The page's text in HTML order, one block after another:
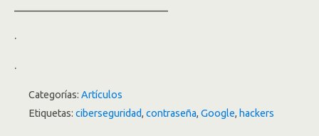
Categorías: Artículos
Etiquetas: ciberseguridad, contraseña, Google, hackers